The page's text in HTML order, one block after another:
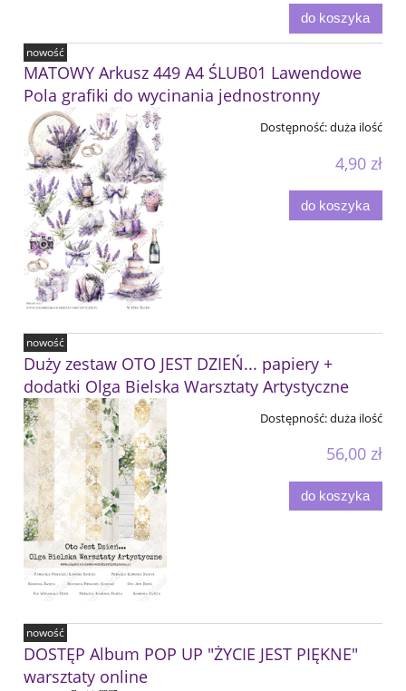
do koszyka
MATOWY Arkusz 449 A4 ŚLUB01 Lawendowe
Pola grafiki do wycinania jednostronny
Dostępność:duża ilość
4,90 zł
do koszyka
nowość
Duży zestaw OTO JEST DZIEŃ... papiery +
dodatki Olga Bielska Warsztaty Artystyczne
Dostępność:duża ilość
56,00 zł
do koszyka
nowość
DOSTĘP Album POP UP "ŻYCIE JEST PIĘKNE"
warsztaty online
nowość